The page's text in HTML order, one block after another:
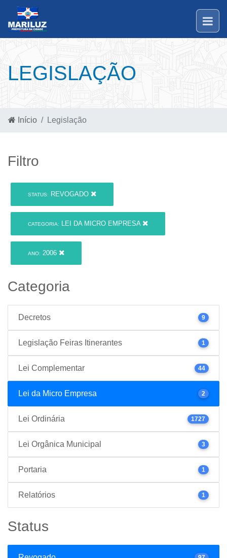
LEGISLAÇÃO
Início Legislação
Filtro
STATUS: REVOGADO
CATEGORIA: LEI DA MICRO EMPRESA
ANO: 2006
Categoria
Decretos 9
Legislação Feiras Itinerantes 1
Lei Complementar 44
Lei da Micro Empresa 2
Lei Ordinária 1727
Lei Orgânica Municipal 3
Portaria 1
Relatórios 1
Status